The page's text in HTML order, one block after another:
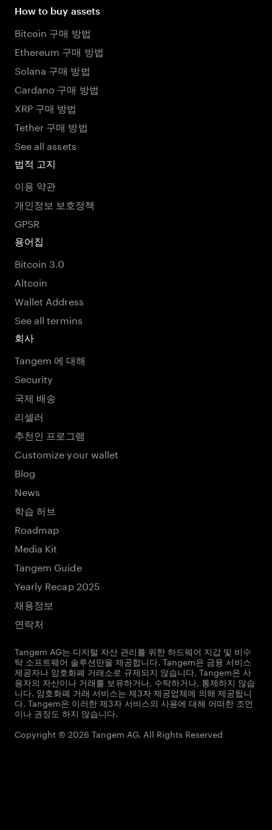
How to buy assets
Bitcoin 구매 방법
Ethereum 구매 방법
Solana 구매 방법
Cardano 구매 방법
XRP 구매 방법
Tether 구매 방법
See all assets
법적 고지
이용 약관
개인정보 보호정책
GPSR
용어집
Bitcoin 3.0
Altcoin
Wallet Address
See all termins
회사
Tangem 에 대해
Security
국제 배송
리셀러
추천인 프로그램
Customize your wallet
Blog
News
학습 허브
Roadmap
Media Kit
Tangem Guide
Yearly Recap 2025
채용정보
연락처
Tangem AG는 디지털 자산 관리를 위한 하드웨어 지갑 및 비수
탁 소프트웨어 솔루션만을 제공합니다. Tangem은 금융 서비스
제공자나 암호화폐 거래소로 규제되지 않습니다. Tangem은 사
용자의 자산이나 거래를 보유하거나, 수탁하거나, 통제하지 않습
니다. 암호화폐 거래 서비스는 제3자 제공업체에 의해 제공됩니
다. Tangem은 이러한 제3자 서비스의 사용에 대해 어떠한 조언
이나 권장도 하지 않습니다.